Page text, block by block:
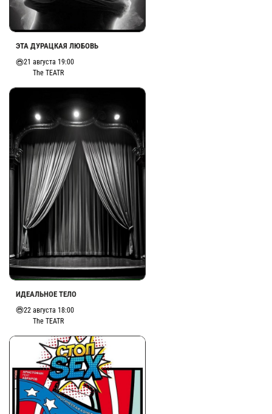
ЭТА ДУРАЦКАЯ ЛЮБОВЬ
21 августа 19:00
The TEATR
ИДЕАЛЬНОЕ ТЕЛО
22 августа 18:00
The TEATR